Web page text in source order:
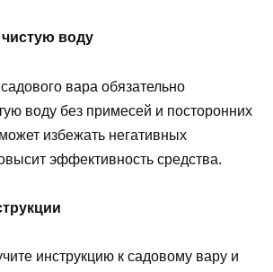
воду
вара обязательно
воду без примесей и посторонних
избежать негативных
эффективность средства.
инструкцию к садовому вару и